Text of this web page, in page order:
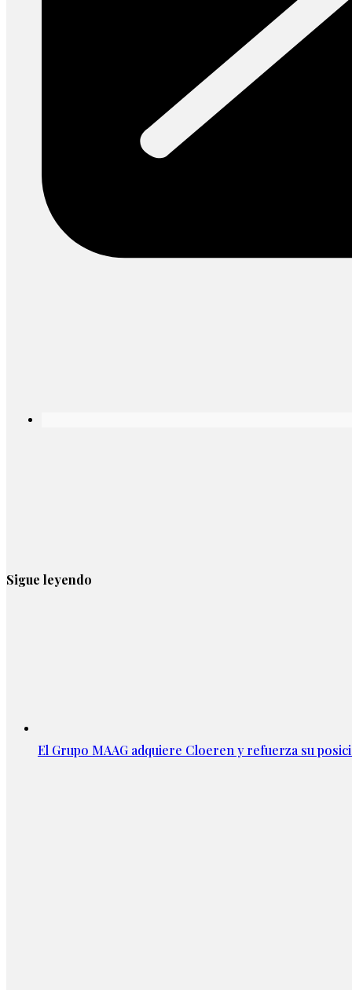
Sigue leyendo
El Grupo MAAG adquiere Cloeren y refuerza su